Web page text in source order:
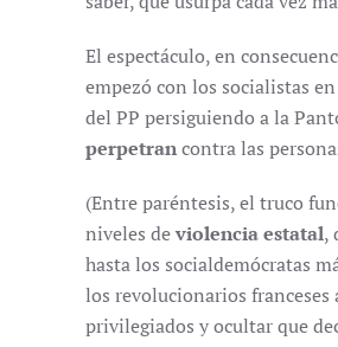
El espectáculo, en
empezó con los socialistas
del PP persiguiendo a la
perpetrancontra las
(Entre paréntesis, el truco
niveles deviolencia estatal,
hasta los socialdemócratas
los revolucionarios
privilegiados y ocultar que